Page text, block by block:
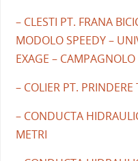
– CLESTI PT. FRANA
MODOLO SPEEDY –
EXAGE –
– COLIER PT. PRINDERE
– CONDUCTA
METRI